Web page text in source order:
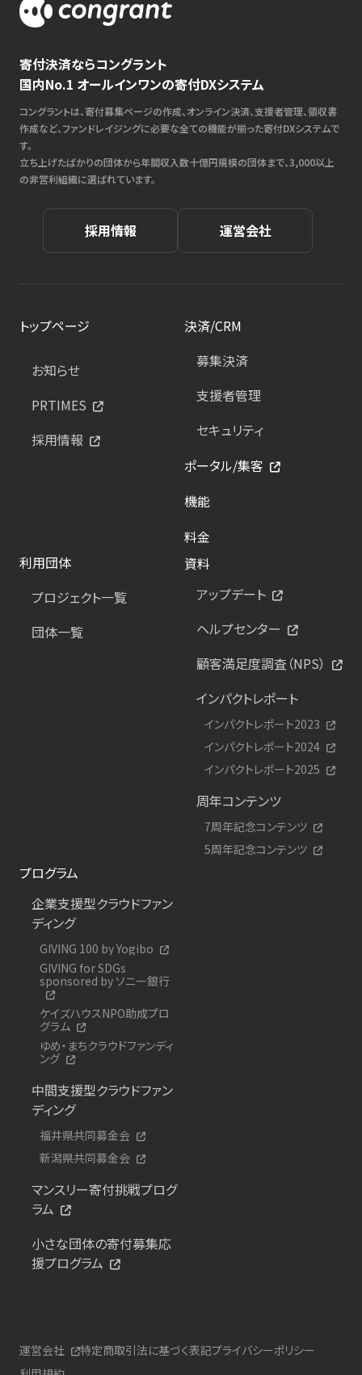
寄付決済ならコングラント
国内No.1 オールインワンの寄付DXシステム
コングラントは、寄付募集ページの作成、オンライン決済、支援者管理、領収書
作成など、ファンドレイジングに必要な全ての機能が揃った寄付DXシステムで
す。
立ち上げたばかりの団体から年間収入数十億円規模の団体まで、3,000以上
の非営利組織に選ばれています。
採用情報 運営会社
トップページ
お知らせ
PRTIMES
採用情報
決済/CRM
募集決済
支援者管理
セキュリティ
ポータル/集客
機能
料金
利用団体
プロジェクト一覧
団体一覧
資料
アップデート
ヘルプセンター
顧客満足度調査（NPS）
インパクトレポート
インパクトレポート2023
インパクトレポート2024
インパクトレポート2025
周年コンテンツ
7周年記念コンテンツ
5周年記念コンテンツ
プログラム
企業支援型クラウドファン
ディング
GIVING 100 by Yogibo
GIVING for SDGs
sponsored by ソニー銀行
ケイズハウスNPO助成プロ
グラム
ゆめ・まちクラウドファンディ
ング
中間支援型クラウドファン
ディング
福井県共同募金会
新潟県共同募金会
マンスリー寄付挑戦プログ
ラム
小さな団体の寄付募集応
援プログラム
運営会社 特定商取引法に基づく表記プライバシーポリシー